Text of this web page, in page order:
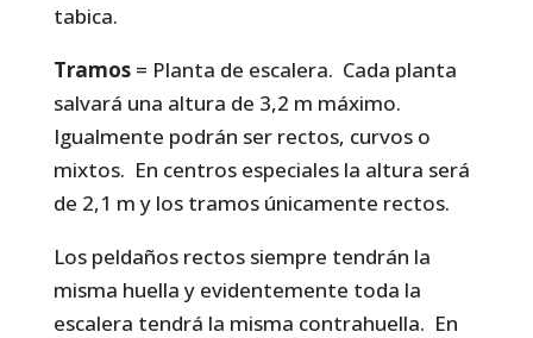
tabica.
Tramos= Planta de escalera. Cada planta
salvará una altura de 3,2 m máximo.
Igualmente podrán ser rectos, curvos o
mixtos. En centros especiales la altura será
de 2,1 m y los tramos únicamente rectos.
Los peldaños rectos siempre tendrán la
misma huella y evidentemente toda la
escalera tendrá la misma contrahuella. En